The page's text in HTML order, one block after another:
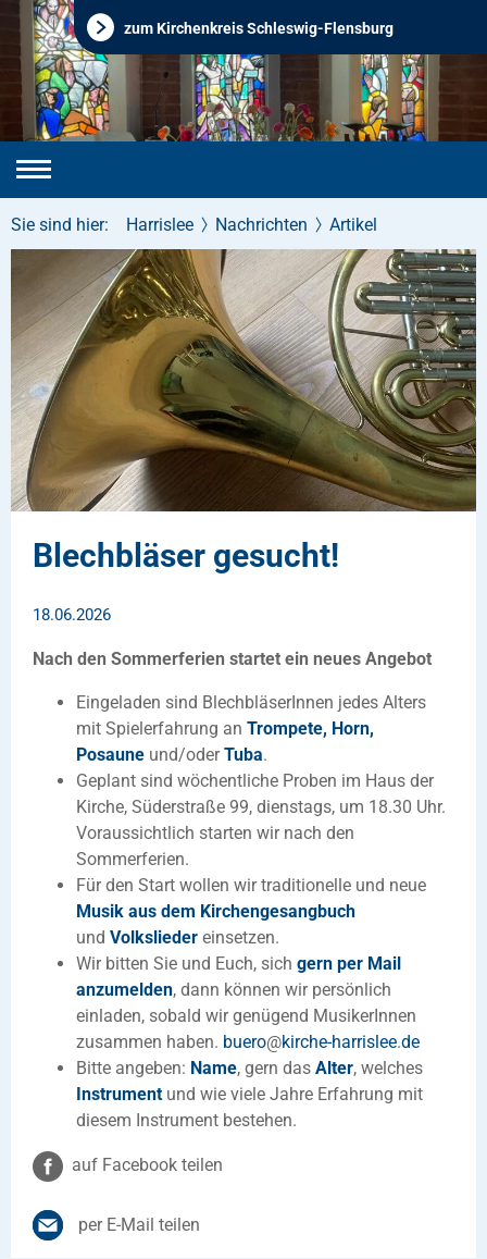
zum Kirchenkreis Schleswig-Flensburg
Sie sind hier: Harrislee Nachrichten Artikel
Blechbläser gesucht!
18.06.2026
Nach den Sommerferien startet ein neues Angebot
Eingeladen sind BlechbläserInnen jedes Alters
mit Spielerfahrung an Trompete, Horn,
Posaune und/oderTuba.
Geplant sind wöchentliche Proben im Haus der
Kirche, Süderstraße 99, dienstags, um 18.30 Uhr.
Voraussichtlich starten wir nach den
Sommerferien.
Für den Start wollen wir traditionelle und neue
Musik aus dem Kirchengesangbuch
und Volkslieder einsetzen.
Wir bitten Sie und Euch, sich gern per Mail
anzumelden, dann können wir persönlich
einladen, sobald wir genügend MusikerInnen
zusammen haben. buero@kirche-harrislee.de
Bitte angeben: Name, gern das Alter, welches
Instrumentund wie viele Jahre Erfahrung mit
diesem Instrument bestehen.
auf Facebook teilen
per E-Mail teilen